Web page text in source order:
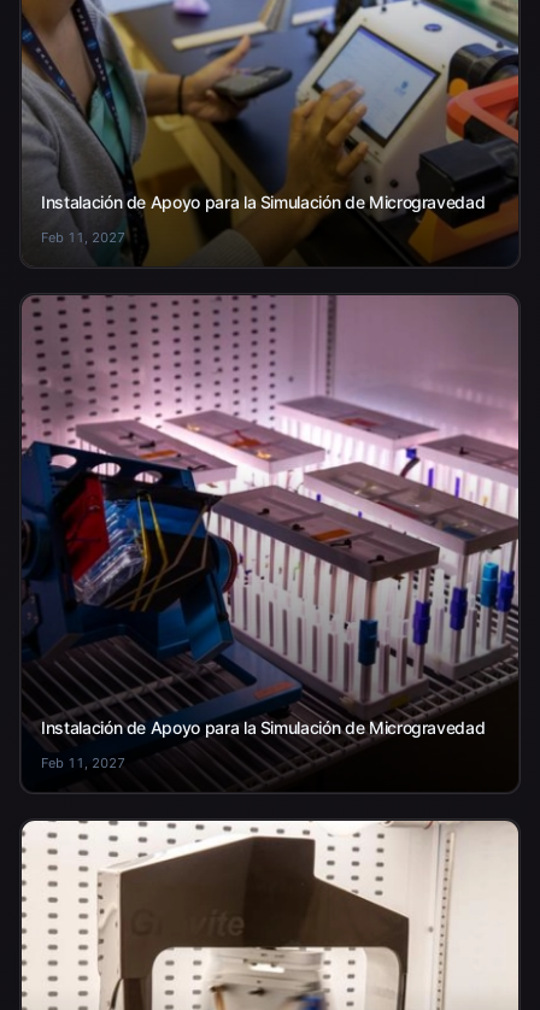
Instalación de Apoyo para la Simulación de Microgravedad
Feb 11, 2027
Instalación de Apoyo para la Simulación de Microgravedad
Feb 11, 2027